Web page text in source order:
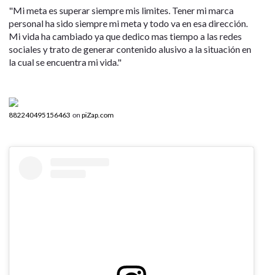
"Mi meta es superar siempre mis limites. Tener mi marca
personal ha sido siempre mi meta y todo va en esa dirección.
Mi vida ha cambiado ya que dedico mas tiempo a las redes
sociales y trato de generar contenido alusivo a la situación en
la cual se encuentra mi vida."
882240495156463 on piZap.com